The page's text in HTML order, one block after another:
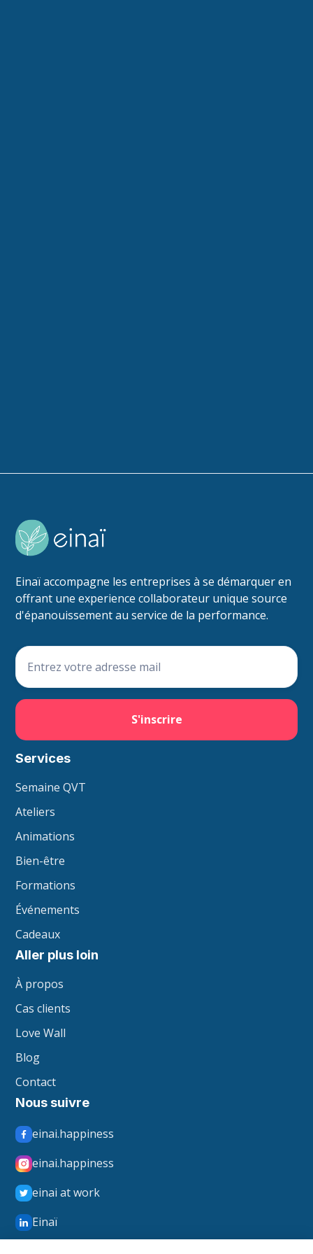
Einaï accompagne les entreprises à se démarquer en
offrant une experience collaborateur unique source
d'épanouissement au service de la performance.
Services
Semaine QVT
Ateliers
Animations
Bien-être
Formations
Événements
Cadeaux
Aller plus loin
À propos
Cas clients
Love Wall
Blog
Contact
Nous suivre
einai.happiness
einai.happiness
einai at work
Einaï